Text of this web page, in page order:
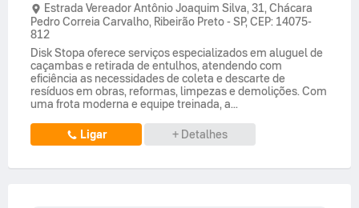
Estrada Vereador Antônio Joaquim Silva, 31, Chácara
Pedro Correia Carvalho, Ribeirão Preto- SP, CEP: 14075-
812
Disk Stopa oferece serviços especializados em aluguel de
caçambas e retirada de entulhos, atendendo com
eficiência as necessidades de coleta e descarte de
resíduos em obras, reformas, limpezas e demolições. Com
uma frota moderna e equipe treinada, a...
Ligar + Detalhes